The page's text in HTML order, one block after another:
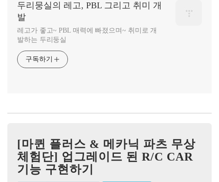
두리뭉실의 레고, PBL 그리고 취미 개
발
레고가 좋고~ PBL 매력에 빠졌으며~ 취미로 개
발하는 두리둥실
구독하기
[마퀸 플러스 & 메카닉 파츠 무상
체험단] 업그레이드 된 R/C CAR
기능 구현하기